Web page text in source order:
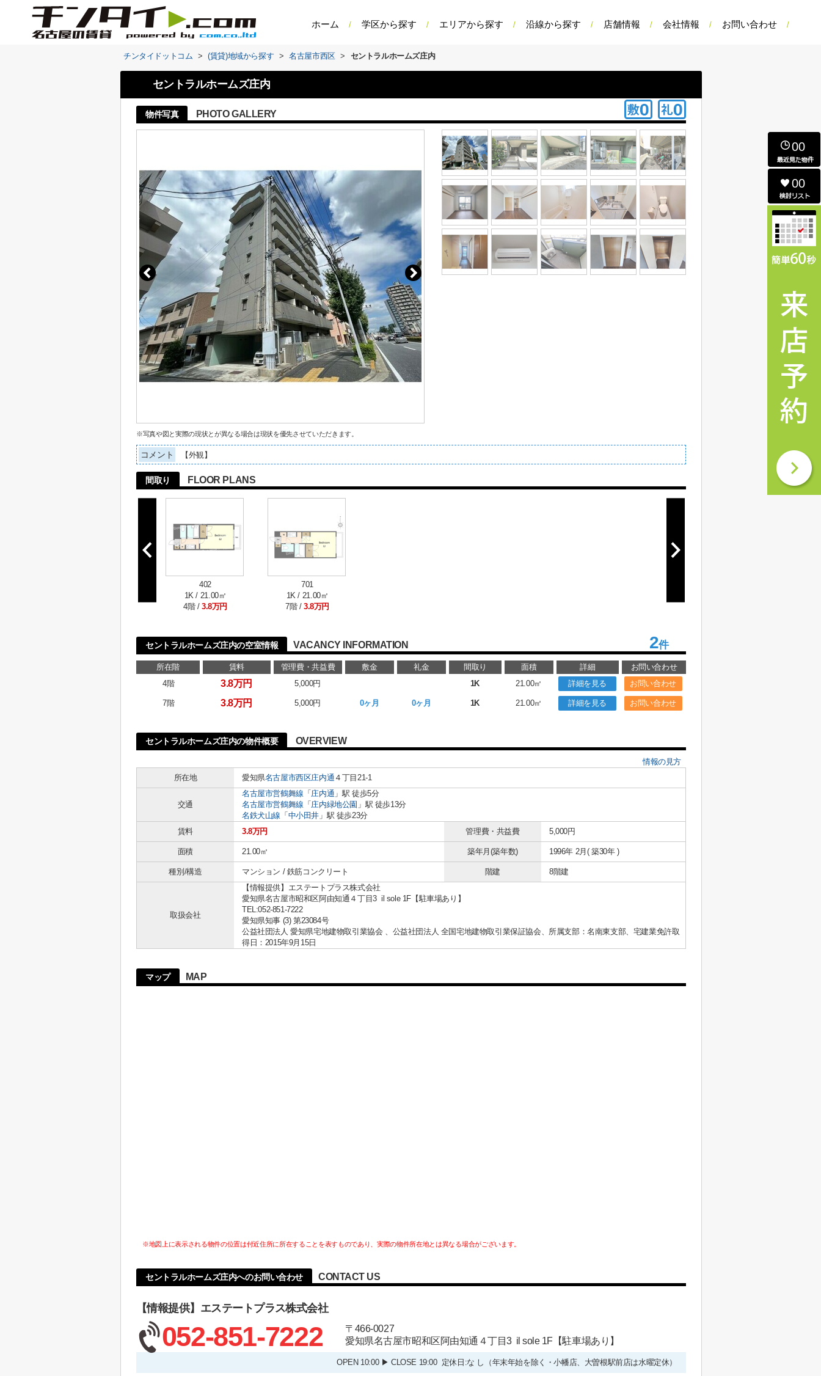
ホーム 学区から探す エリアから探す 沿線から探す 店舗情報 会社情報 お問い合わせ
チンタイドットコム > (賃貸)地域から探す > 名古屋市西区 > セントラルホームズ庄内
セントラルホームズ庄内
物件写真 PHOTO GALLERY
※写真や図と実際の現状とが異なる場合は現状を優先させていただきます。
コメント 【外観】
間取り FLOOR PLANS
402
1K / 21.00㎡
4階 / 3.8万円
701
1K / 21.00㎡
7階 / 3.8万円
セントラルホームズ庄内の空室情報 VACANCY INFORMATION 2件
所在階 賃料 管理費・共益費 敷金 礼金 間取り 面積 詳細
お問い合わせ
4階
3.8万円 5,000円 1K 21.00㎡ 詳細を見る お問い合わせ
7階 3.8万円 5,000円 0ヶ月 0ヶ月 1K 21.00㎡ 詳細を見る お問い合わせ
セントラルホームズ庄内の物件概要 OVERVIEW
情報の見方
所在地
愛知県名古屋市西区庄内通 ４丁目21-1
交通
名古屋市営鶴舞線 「 庄内通 」駅 徒歩5分
名古屋市営鶴舞線 「 庄内緑地公園 」駅 徒歩13分
名鉄犬山線 「 中小田井 」駅 徒歩23分
賃料
3.8万円 管理費・共益費 5,000円
面積 21.00㎡ 築年月(築年数) 1996年 2月( 築30年 )
種別/構造 マンション / 鉄筋コンクリート 階建 8階建
取扱会社
【情報提供】エステートプラス株式会社
愛知県名古屋市昭和区阿由知通４丁目3 il sole 1F【駐車場あり】
TEL:052-851-7222
愛知県知事 (3) 第23084号
公益社団法人 愛知県宅地建物取引業協会 、公益社団法人 全国宅地建物取引業保証協会、所属支部：名南東支部、宅建業免許取
得日：2015年9月15日
マップ MAP
※地図上に表示される物件の位置は付近住所に所在することを表すものであり、実際の物件所在地とは異なる場合がございます。
セントラルホームズ庄内へのお問い合わせ CONTACT US
【情報提供】エステートプラス株式会社
052-851-7222
〒466-0027
愛知県名古屋市昭和区阿由知通４丁目3 il sole 1F【駐車場あり】
OPEN 10:00 ▶ CLOSE 19:00 定休日:な し（年末年始を除く・小幡店、大曽根駅前店は水曜定休）
00
00